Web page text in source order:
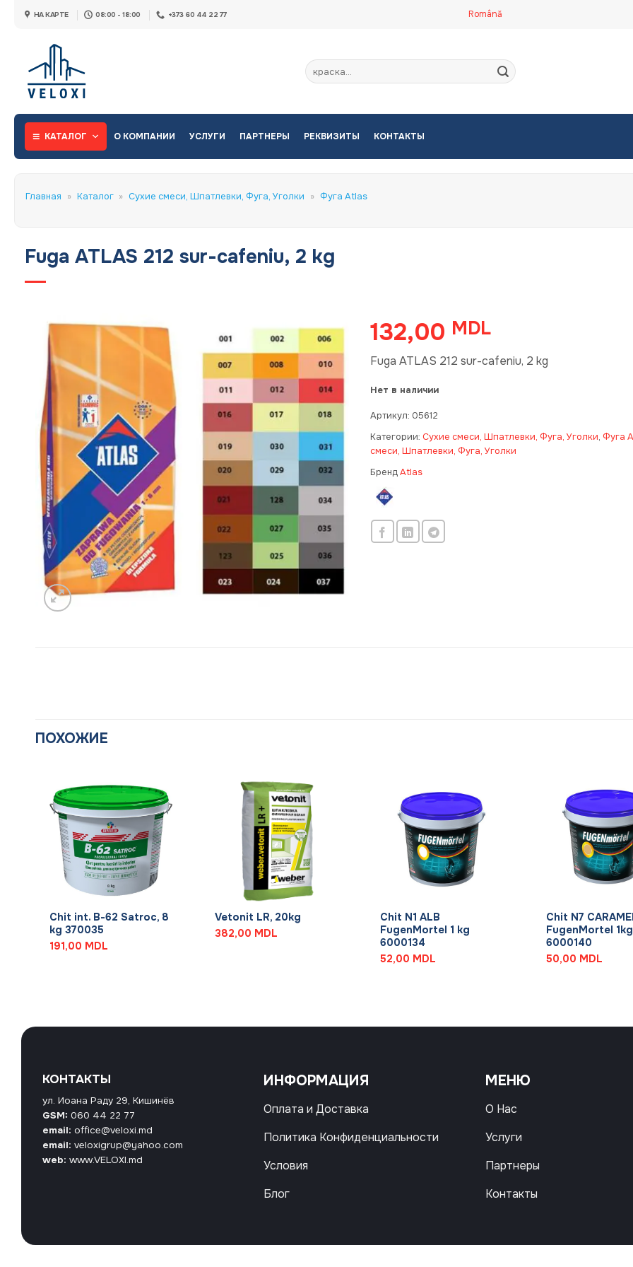
НА КАРТЕ 08:00 - 18:00 +373 60 44 22 77 Română
Искать:
КАТАЛОГ О КОМПАНИИ УСЛУГИ ПАРТНЕРЫ РЕКВИЗИТЫ КОНТАКТЫ
Главная » Каталог » Сухие смеси, Шпатлевки, Фуга, Уголки » Фуга Atlas
Fuga ATLAS 212 sur-cafeniu, 2 kg
132,00 MDL
Fuga ATLAS 212 sur-cafeniu, 2 kg
Нет в наличии
Артикул: 05612
Категории: Сухие смеси, Шпатлевки, Фуга, Уголки, Фуга
смеси, Шпатлевки, Фуга, Уголки
БрендAtlas
ПОХОЖИЕ
Chit int. B-62 Satroc, 8
kg 370035
191,00 MDL
Vetonit LR, 20kg
382,00 MDL
Chit N1 ALB
FugenMortel 1 kg
6000134
52,00 MDL
Chit N7
FugenMortel 1kg
6000140
50,00 MDL
КОНТАКТЫ
ул. Иоана Раду 29, Кишинёв
GSM: 060 44 22 77
email: office@veloxi.md
email: veloxigrup@yahoo.com
web: www.VELOXI.md
ИНФОРМАЦИЯ
Оплата и Доставка
Политика Конфиденциальности
Условия
Блог
МЕНЮ
О Нас
Услуги
Партнеры
Контакты